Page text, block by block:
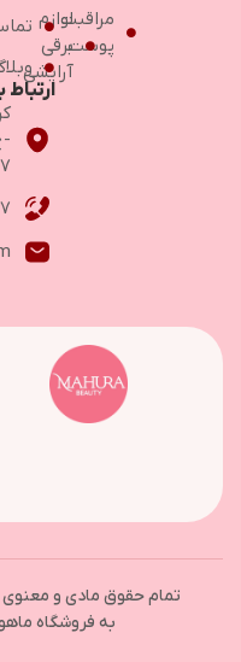
مراقبت
پوست
لوازم
برقی
آرایشی
ارتباط
۷و۸ شرقی
تمام حقوق مادی و
به فروشگاه